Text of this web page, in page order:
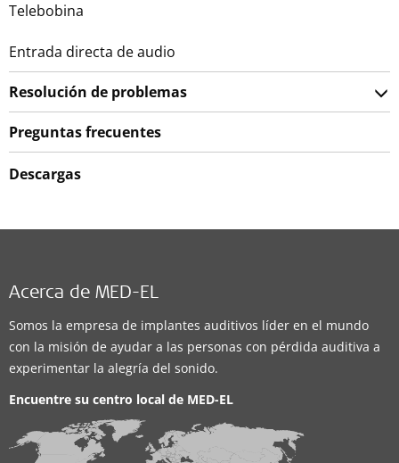
Telebobina
Entrada directa de audio
Resolución de problemas
Preguntas frecuentes
Descargas
Acerca de MED-EL
Somos la empresa de implantes auditivos líder en el mundo
con la misión de ayudar a las personas con pérdida auditiva a
experimentar la alegría del sonido.
Encuentre su centro local de MED-EL